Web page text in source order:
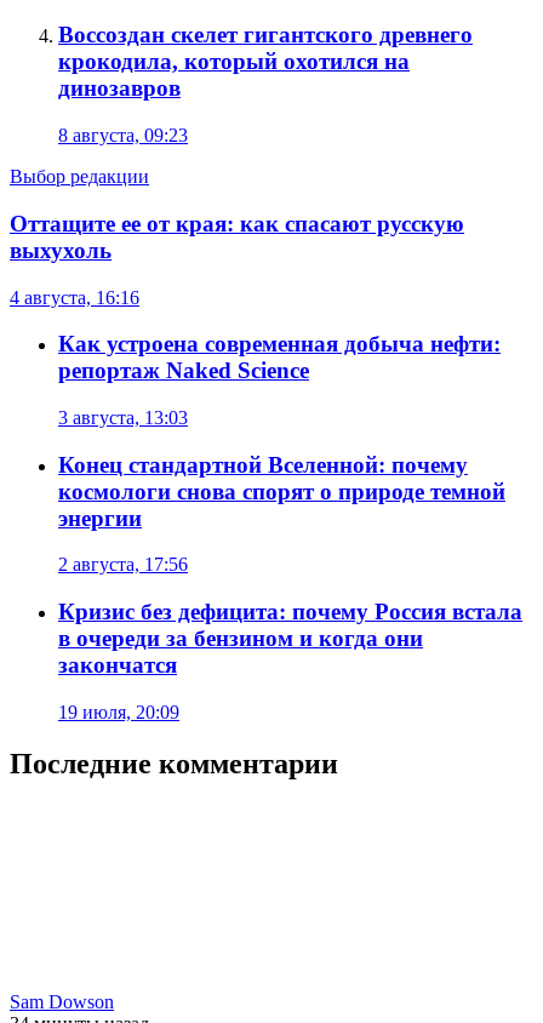
Воссоздан скелет гигантского древнего
крокодила, который охотился на
динозавров
8 августа, 09:23
Выбор редакции
Оттащите ее от края: как спасают русскую
выхухоль
4 августа, 16:16
Как устроена современная добыча нефти:
репортаж Naked Science
3 августа, 13:03
Конец стандартной Вселенной: почему
космологи снова спорят о природе темной
энергии
2 августа, 17:56
Кризис без дефицита: почему Россия встала
в очереди за бензином и когда они
закончатся
19 июля, 20:09
Последние комментарии
Sam Dowson